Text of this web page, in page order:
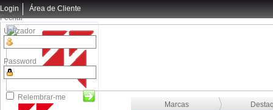
Login
Fechar
Utilizador
Password
Relembrar-me
Área de Cliente
Marcas